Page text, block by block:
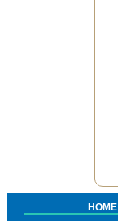
HOME